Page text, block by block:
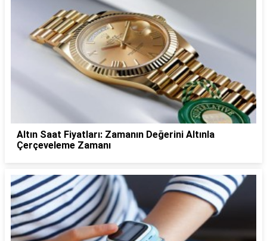
Altın Saat Fiyatları: Zamanın Değerini Altınla
Çerçeveleme Zamanı